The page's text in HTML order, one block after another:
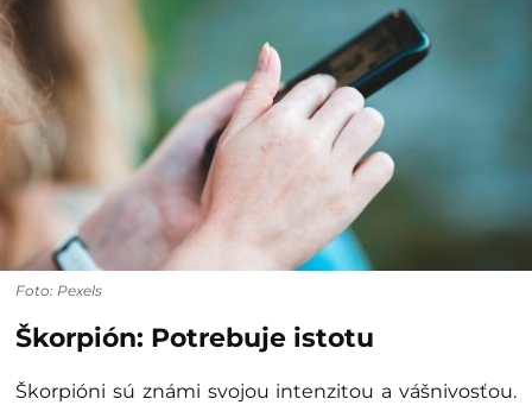
Foto: Pexels
Škorpión: Potrebuje istotu
Škorpióni sú známi svojou intenzitou a vášnivosťou.